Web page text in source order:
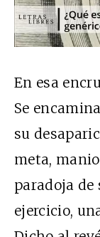
En esa
Se
su
meta,
paradoja de
ejercicio,